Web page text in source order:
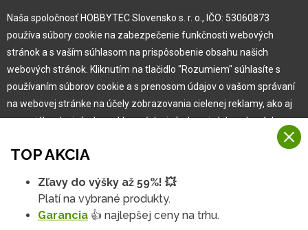
Pre zákazníka
Garancia najlepšej ceny
Užívateľský manuál
Obchodné podmienky
Zákazník & partner
Novinky
TOP AKCIA
Zľavy do výšky až 59%! 💥
Platí na vybrané produkty.
Garancia 👍 najlepšej ceny na trhu.
Naša spoločnosť HOBBYTEC Slovensko s. r. o., IČO: 53060873
používa súbory cookie na zabezpečenie funkčnosti webových
stránok a s vaším súhlasom na prispôsobenie obsahu našich
webových stránok. Kliknutím na tlačidlo "Rozumiem" súhlasíte s
používaním súborov cookie a s prenosom údajov o vašom správaní
na webovej stránke na účely zobrazovania cielenej reklamy, ako aj
na sociálnych sieťach a reklamných sieťach na iných webových
Viac informácií
Na našich webových stránkach používame niekoľko kategórií
Rozumiem